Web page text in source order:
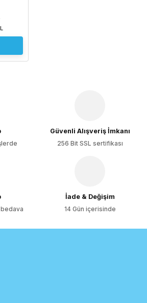
Güvenli Alışveriş İmkanı
256 Bit SSL sertifikası
İade & Değişim
14 Gün içerisinde